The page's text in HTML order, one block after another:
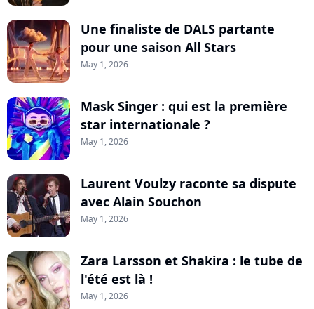
Une finaliste de DALS partante
pour une saison All Stars
May 1, 2026
Mask Singer : qui est la première
star internationale ?
May 1, 2026
Laurent Voulzy raconte sa dispute
avec Alain Souchon
May 1, 2026
Zara Larsson et Shakira : le tube de
l'été est là !
May 1, 2026